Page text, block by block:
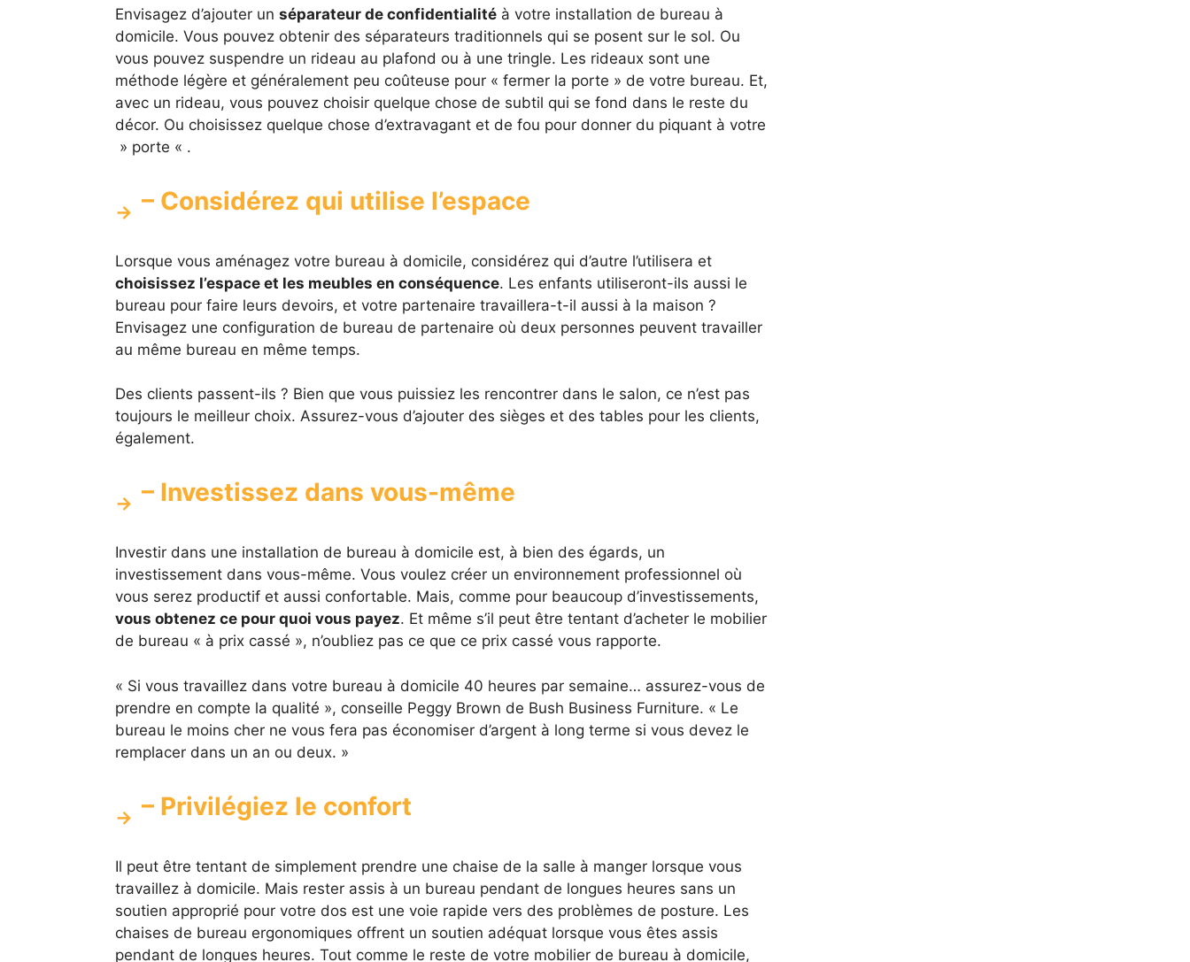
Envisagez d’ajouter un séparateur de confidentialitéà votre installation de bureau à
domicile. Vous pouvez obtenir des séparateurs traditionnels qui se posent sur le sol. Ou
vous pouvez suspendre un rideau au plafond ou à une tringle. Les rideaux sont une
méthode légère et généralement peu coûteuse pour « fermer la porte » de votre bureau. Et,
avec un rideau, vous pouvez choisir quelque chose de subtil qui se fond dans le reste du
décor. Ou choisissez quelque chose d’extravagant et de fou pour donner du piquant à votre
» porte « .
– Considérez qui utilise l’espace
Lorsque vous aménagez votre bureau à domicile, considérez qui d’autre l’utilisera et
choisissez l’espace et les meubles en conséquence. Les enfants utiliseront-ils aussi le
bureau pour faire leurs devoirs, et votre partenaire travaillera-t-il aussi à la maison ?
Envisagez une configuration de bureau de partenaire où deux personnes peuvent travailler
au même bureau en même temps.
Des clients passent-ils ? Bien que vous puissiez les rencontrer dans le salon, ce n’est pas
toujours le meilleur choix. Assurez-vous d’ajouter des sièges et des tables pour les clients,
également.
– Investissez dans vous-même
Investir dans une installation de bureau à domicile est, à bien des égards, un
investissement dans vous-même. Vous voulez créer un environnement professionnel où
vous serez productif et aussi confortable. Mais, comme pour beaucoup d’investissements,
vous obtenez ce pour quoi vous payez. Et même s’il peut être tentant d’acheter le mobilier
de bureau « à prix cassé », n’oubliez pas ce que ce prix cassé vous rapporte.
« Si vous travaillez dans votre bureau à domicile 40 heures par semaine… assurez-vous de
prendre en compte la qualité », conseille Peggy Brown de Bush Business Furniture. « Le
bureau le moins cher ne vous fera pas économiser d’argent à long terme si vous devez le
remplacer dans un an ou deux. »
– Privilégiez le confort
Il peut être tentant de simplement prendre une chaise de la salle à manger lorsque vous
travaillez à domicile. Mais rester assis à un bureau pendant de longues heures sans un
soutien approprié pour votre dos est une voie rapide vers des problèmes de posture. Les
chaises de bureau ergonomiques offrent un soutien adéquat lorsque vous êtes assis
pendant de longues heures. Tout comme le reste de votre mobilier de bureau à domicile,